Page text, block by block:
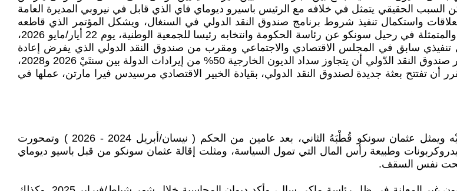
الحقيقي يتمثل في خلافه مع الرئيس باسيرو ديوماي فاي الذي قابل في نيروبي المديرة العامة
واستكمال تنفيذ شروط برنامج صندوق النقد الدولي في السنغال، ويشكل المؤتمر الذي قاطعه
عثمان سونكو مقدّمة للتناغم بين الرئيس والصندوق، قبل تنفيذ الخطوة التالية والمتمثلة في رحيل سونكو عن رئاسة الحكومة وانتخابه رئيسا للجمعية الوطنية، يوم 22 أيار/مايو 2026،
تنفيذي سابق في المجلس الاقتصادي والاجتماعي ومقرب من صندوق النقد الدولي الذي يفرض إعادة
هيكلة الدين الخارجي كشرط مسبق لأي اتفاق جديد مع حكومة السنغال، ويقدّر صندوق النقد الدّولي أن يتجاوز سداد الديون الخارجية 50% من إيرادات الدولة بين سنتَيْ 2026 و2028،
تفتتح بعثة جديدة لصندوق النقد الدولي، بقيادة الخبير الاقتصادي مرسيدس فيرا مارتن، عملها في
انهار التحالف بين مكونات التحالف الذي يمثل باسيرو ديوماي فاي أحد قُطْبَيْه ويمثل عثمان سونكو قُطْبَهُ الثاني، بعد عامين من الحكم ( نيسان/أبريل 2024 - 2026 ) وتمحورت
وطبيعة رأس المال التي تمول السياسة، ومثلت إقالة عثمان سونكو من قبل باسيو ديوماي